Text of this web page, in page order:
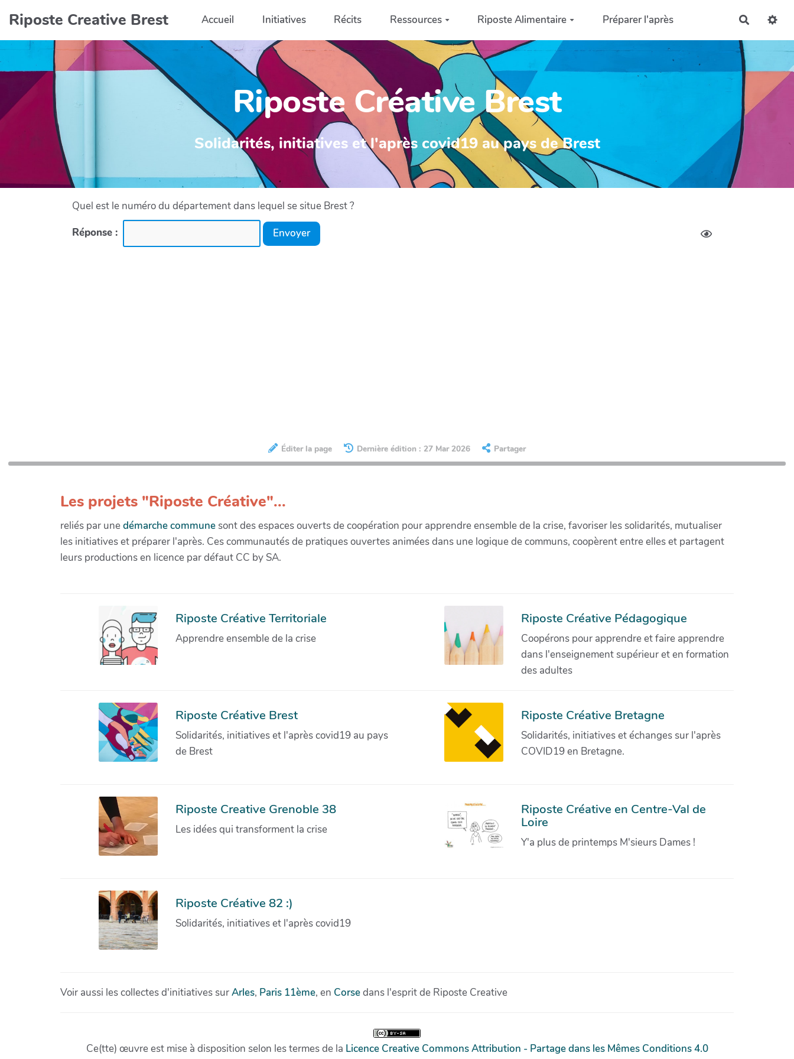
Aller au contenu principal
Riposte Creative Brest Accueil Initiatives Récits Ressources Riposte Alimentaire Préparer l'après
Riposte Créative Brest
Solidarités, initiatives et l'après covid19 au pays de Brest
Quel est le numéro du département dans lequel se situe Brest ?
Réponse :
Envoyer
Éditer la page Dernière édition : 27 Mar 2026 Partager